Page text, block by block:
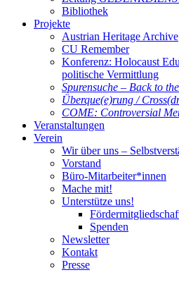
Bibliothek
Projekte
Austrian Heritage Archive
CU Remember
Konferenz: Holocaust
politische Vermittlung
Spurensuche – Back to
Überque(e)rung /
COME: Controversial
Veranstaltungen
Verein
Wir über uns –
Vorstand
Büro-Mitarbeiter*innen
Mache mit!
Unterstütze uns!
Spenden
Newsletter
Kontakt
Presse